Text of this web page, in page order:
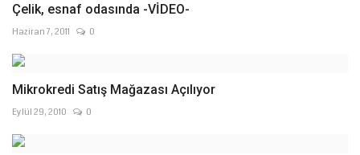
Çelik, esnaf odasında -VİDEO-
Haziran 7, 2011 0
Mikrokredi Satış Mağazası Açılıyor
Eylül 29, 2010 0